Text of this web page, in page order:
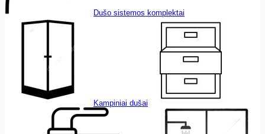
Dušo sistemos komplektai
Kampiniai dušai